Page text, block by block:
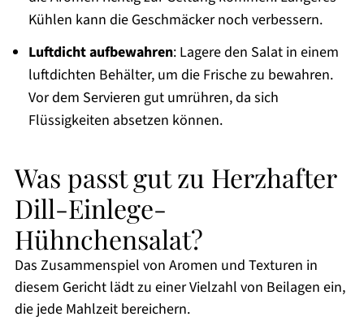
Kühlen kann die Geschmäcker noch verbessern.
Luftdicht aufbewahren: Lagere den Salat in einem
luftdichten Behälter, um die Frische zu bewahren.
Vor dem Servieren gut umrühren, da sich
Flüssigkeiten absetzen können.
Was passt gut zu Herzhafter
Dill-Einlege-
Hühnchensalat?
Das Zusammenspiel von Aromen und Texturen in
diesem Gericht lädt zu einer Vielzahl von Beilagen ein,
die jede Mahlzeit bereichern.